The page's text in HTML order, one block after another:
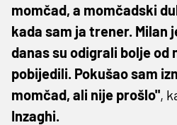
momčad, a momčadski
kada sam ja trener. Milan
danas su odigrali bolje od
pobijedili. Pokušao sam
momčad, ali nije prošlo",
Inzaghi.